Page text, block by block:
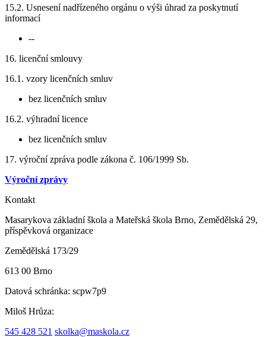
15.2. Usnesení nadřízeného orgánu o výši úhrad za poskytnutí
informací
--
16. licenční smlouvy
16.1. vzory licenčních smluv
bez licenčních smluv
16.2. výhradní licence
bez licenčních smluv
17. výroční zpráva podle zákona č. 106/1999 Sb.
Výroční zprávy
Kontakt
Masarykova základní škola a Mateřská škola Brno, Zemědělská 29,
příspěvková organizace
Zemědělská 173/29
613 00 Brno
Datová schránka: scpw7p9
Miloš Hrůza:
545 428 521 skolka@maskola.cz